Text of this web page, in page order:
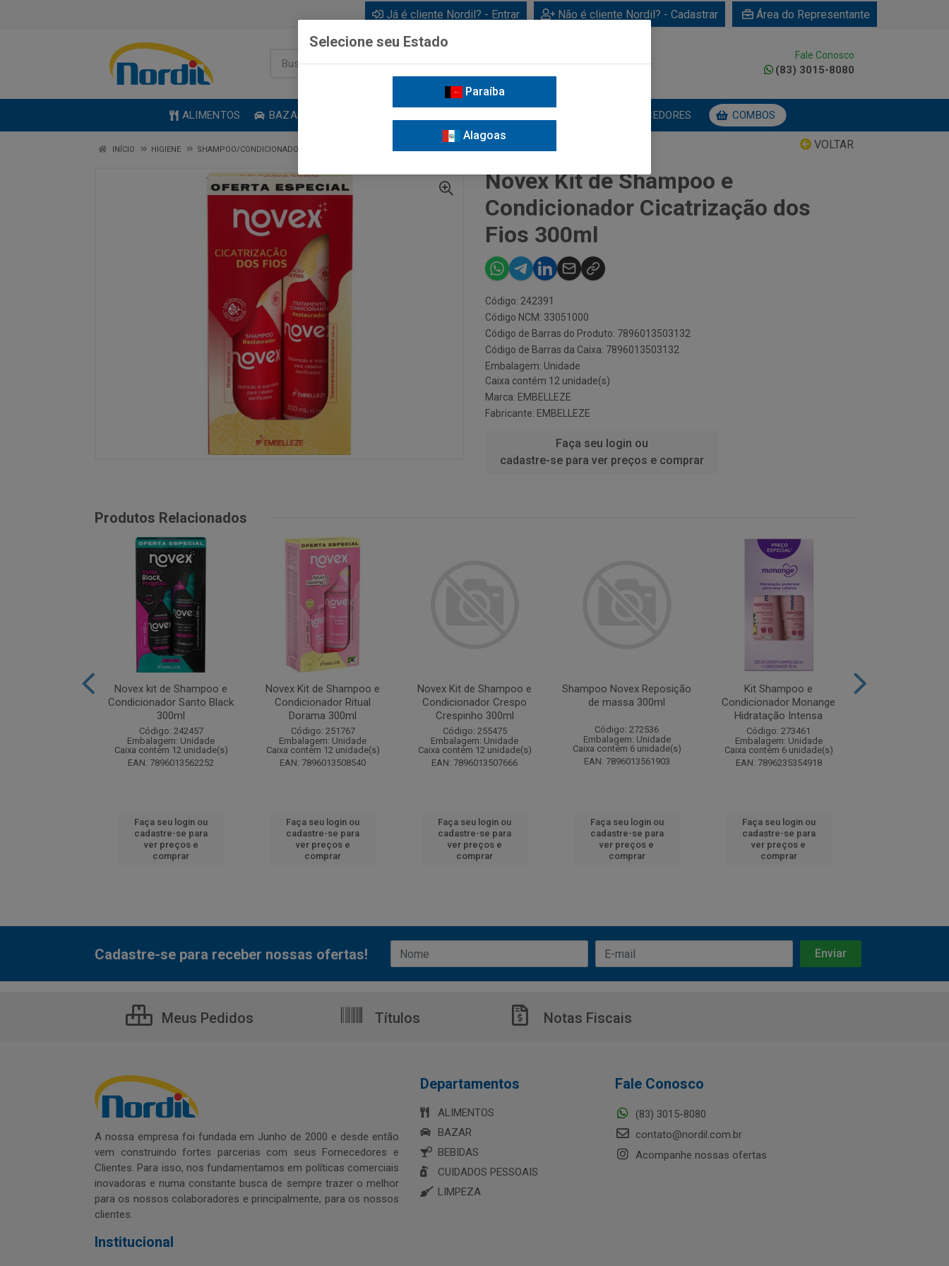
Já é cliente Nordil? - Entrar Não é cliente Nordil? - Cadastrar Área do Representante
Fale Conosco
(83) 3015-8080
ALIMENTOS BAZAR FORNECEDORES COMBOS
VOLTAR
INÍCIO HIGIENE SHAMPOO/CONDICIONADOR NOVEX KIT DE SHAMPOO E CONDICIONADOR CICATRIZAÇÃO DOS FIOS 300ML
Novex Kit de Shampoo e
Condicionador Cicatrização dos
Fios 300ml
Código: 242391
Código NCM: 33051000
Código de Barras do Produto: 7896013503132
Código de Barras da Caixa: 7896013503132
Embalagem: Unidade
Caixa contém 12 unidade(s)
Marca: EMBELLEZE
Fabricante: EMBELLEZE
Faça seu login ou
cadastre-se para ver preços e comprar
Produtos Relacionados
Novex kit de Shampoo e
Condicionador Santo Black
300ml
Código: 242457
Embalagem: Unidade
Caixa contém 12 unidade(s)
EAN: 7896013562252
Faça seu login ou
cadastre-se para
ver preços e
comprar
Novex Kit de Shampoo e
Condicionador Ritual
Dorama 300ml
Código: 251767
Embalagem: Unidade
Caixa contém 12 unidade(s)
EAN: 7896013508540
Faça seu login ou
cadastre-se para
ver preços e
comprar
Novex Kit de Shampoo e
Condicionador Crespo
Crespinho 300ml
Código: 255475
Embalagem: Unidade
Caixa contém 12 unidade(s)
EAN: 7896013507666
Faça seu login ou
cadastre-se para
ver preços e
comprar
Shampoo Novex Reposição
de massa 300ml
Código: 272536
Embalagem: Unidade
Caixa contém 6 unidade(s)
EAN: 7896013561903
Faça seu login ou
cadastre-se para
ver preços e
comprar
Kit Shampoo e
Condicionador Monange
Hidratação Intensa
Código: 273461
Embalagem: Unidade
Caixa contém 6 unidade(s)
EAN: 7896235354918
Faça seu login ou
cadastre-se para
ver preços e
comprar
Cadastre-se para receber nossas ofertas!
Meus Pedidos Títulos Notas Fiscais
A nossa empresa foi fundada em Junho de 2000 e desde então
vem construindo fortes parcerias com seus Fornecedores e
Clientes. Para isso, nos fundamentamos em políticas comerciais
inovadoras e numa constante busca de sempre trazer o melhor
para os nossos colaboradores e principalmente, para os nossos
clientes.
Institucional
Departamentos
ALIMENTOS
BAZAR
BEBIDAS
CUIDADOS PESSOAIS
LIMPEZA
Fale Conosco
(83) 3015-8080
contato@nordil.com.br
Acompanhe nossas ofertas
Selecione seu Estado
Paraíba
Alagoas